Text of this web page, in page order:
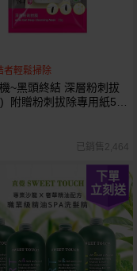
者輕鬆掃除
~黑頭終結 深層粉刺拔
附贈粉刺拔除專用紙50
已銷售2,464
下單
立刻送